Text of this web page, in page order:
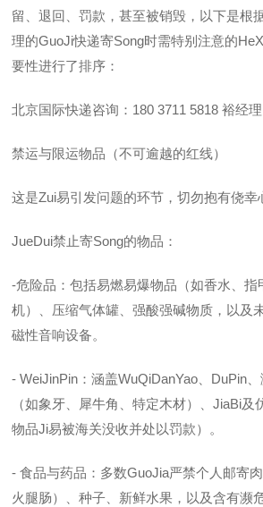
留、退回、罚款，甚至被销毁，以下是根
理的GuoJi快递寄Song时需特别注意的
要性进行了排序：
北京国际快递咨询：180 3711 5818 裕经理
禁运与限运物品（不可逾越的红线）
这是Zui易引发问题的环节，切勿抱有侥幸
JueDui禁止寄Song的物品：
-危险品：包括易燃易爆物品（如香水、指
机）、压缩气体罐、强酸强碱物质，以及
磁性音响设备。
- WeiJinPin：涵盖WuQiDanYao、DuPin
（如象牙、犀牛角、特定木材）、JiaBi及
物品Ji易被海关没收并处以罚款）。
- 食品与药品：多数GuoJia严禁个人邮寄
火腿肠）、种子、新鲜水果，以及含有濒